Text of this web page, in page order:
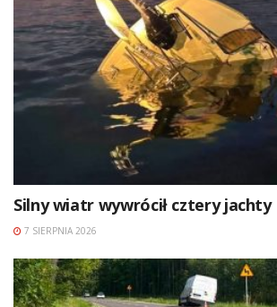
Silny wiatr wywrócił cztery jachty
7 SIERPNIA 2026